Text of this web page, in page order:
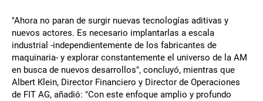
"Ahora no paran de surgir nuevas tecnologías aditivas y
nuevos actores. Es necesario implantarlas a escala
industrial -independientemente de los fabricantes de
maquinaria- y explorar constantemente el universo de la AM
en busca de nuevos desarrollos", concluyó, mientras que
Albert Klein, Director Financiero y Director de Operaciones
de FIT AG, añadió: "Con este enfoque amplio y profundo